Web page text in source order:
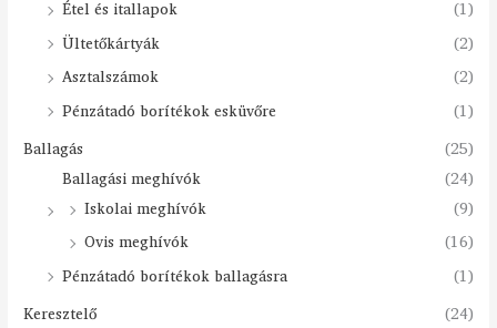
Étel és itallapok
(1)
Ültetőkártyák
(2)
Asztalszámok
(2)
Pénzátadó borítékok esküvőre
(1)
Ballagás
(25)
Ballagási meghívók
(24)
Iskolai meghívók
(9)
Ovis meghívók
(16)
Pénzátadó borítékok ballagásra
(1)
Keresztelő
(24)